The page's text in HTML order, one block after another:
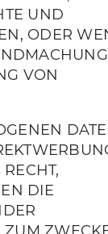
UND
ODER
VON
DIE